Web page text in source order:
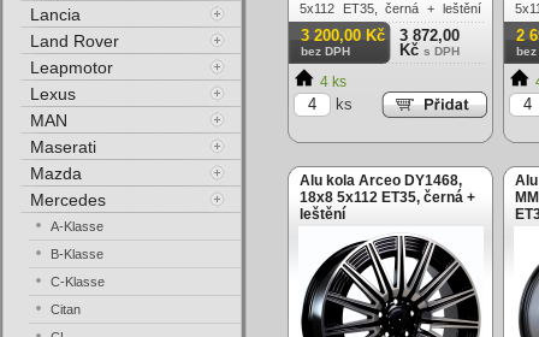
5x112 ET35, černá + leštění
celoroční použití
3 200,00 Kč
bez DPH
3 872,00
Kč s DPH
4 ks
ks
2
bez
Alu kola Arceo DY1468,
18x8 5x112 ET35, černá +
leštění
Lancia
Land Rover
Leapmotor
Lexus
MAN
Maserati
Mazda
Mercedes
A-Klasse
B-Klasse
C-Klasse
Citan